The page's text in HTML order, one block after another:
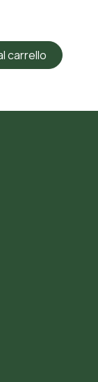
carrello